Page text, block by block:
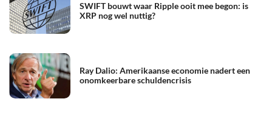
SWIFT bouwt waar Ripple ooit mee begon: is
XRP nog wel nuttig?
Ray Dalio: Amerikaanse economie nadert een
onomkeerbare schuldencrisis